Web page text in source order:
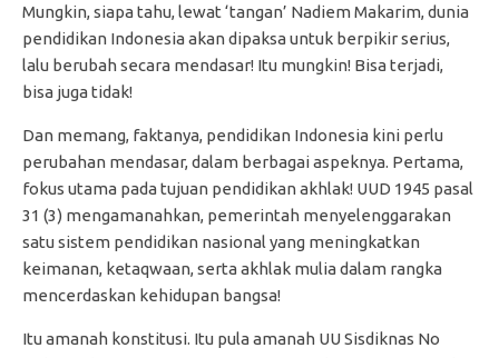
Mungkin, siapa tahu, lewat ‘tangan’ Nadiem Makarim, dunia
pendidikan Indonesia akan dipaksa untuk berpikir serius,
lalu berubah secara mendasar! Itu mungkin! Bisa terjadi,
bisa juga tidak!
Dan memang, faktanya, pendidikan Indonesia kini perlu
perubahan mendasar, dalam berbagai aspeknya. Pertama,
fokus utama pada tujuan pendidikan akhlak! UUD 1945 pasal
31 (3) mengamanahkan, pemerintah menyelenggarakan
satu sistem pendidikan nasional yang meningkatkan
keimanan, ketaqwaan, serta akhlak mulia dalam rangka
mencerdaskan kehidupan bangsa!
Itu amanah konstitusi. Itu pula amanah UU Sisdiknas No